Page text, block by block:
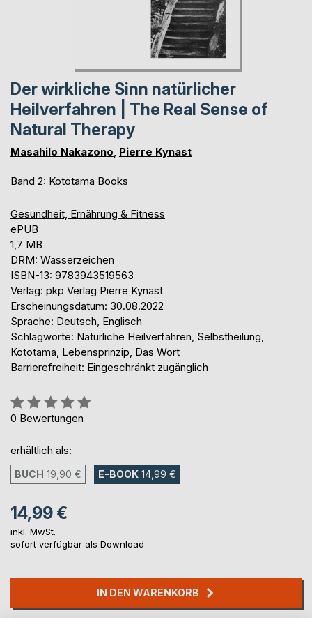
Der wirkliche Sinn natürlicher
Heilverfahren | The Real Sense of
Natural Therapy
Masahilo Nakazono Pierre Kynast
Band 2: Kototama Books
Gesundheit, Ernährung & Fitness
ePUB
1,7 MB
DRM: Wasserzeichen
ISBN-13: 9783943519563
Verlag: pkp Verlag Pierre Kynast
Erscheinungsdatum: 30.08.2022
Sprache: Deutsch, Englisch
Schlagworte: Natürliche Heilverfahren, Selbstheilung,
Kototama, Lebensprinzip, Das Wort
Barrierefreiheit: Eingeschränkt zugänglich
Bewertung::
0%
0 Bewertungen
erhältlich als:
BUCH 19,90 € E-BOOK 14,99 €
14,99 €
inkl. MwSt.
sofort verfügbar als Download
IN DEN WARENKORB